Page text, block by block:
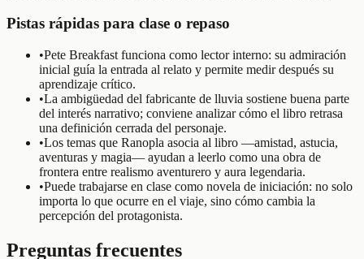
Pistas rápidas para clase o repaso
•Pete Breakfast funciona como lector interno: su admiración
inicial guía la entrada al relato y permite medir después su
aprendizaje crítico.
•La ambigüedad del fabricante de lluvia sostiene buena parte
del interés narrativo; conviene analizar cómo el libro retrasa
una definición cerrada del personaje.
•Los temas que Ranopla asocia al libro —amistad, astucia,
aventuras y magia— ayudan a leerlo como una obra de
frontera entre realismo aventurero y aura legendaria.
•Puede trabajarse en clase como novela de iniciación: no solo
importa lo que ocurre en el viaje, sino cómo cambia la
percepción del protagonista.
Preguntas frecuentes